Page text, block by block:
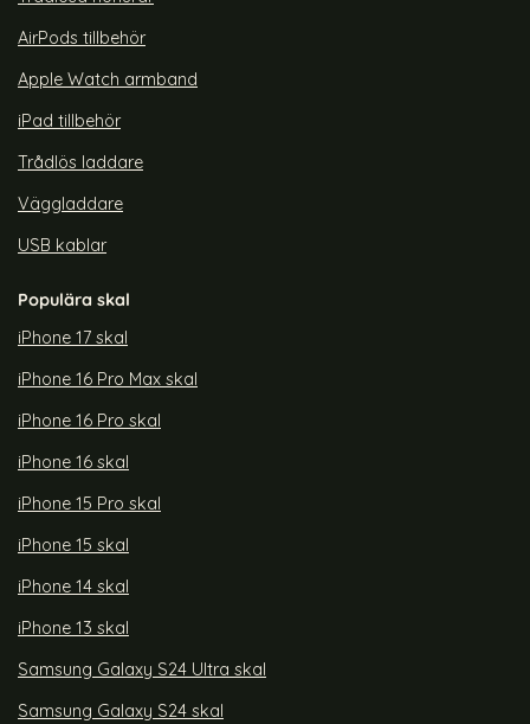
AirPods tillbehör
Apple Watch armband
iPad tillbehör
Trådlös laddare
Väggladdare
USB kablar
Populära skal
iPhone 17 skal
iPhone 16 Pro Max skal
iPhone 16 Pro skal
iPhone 16 skal
iPhone 15 Pro skal
iPhone 15 skal
iPhone 14 skal
iPhone 13 skal
Samsung Galaxy S24 Ultra skal
Samsung Galaxy S24 skal